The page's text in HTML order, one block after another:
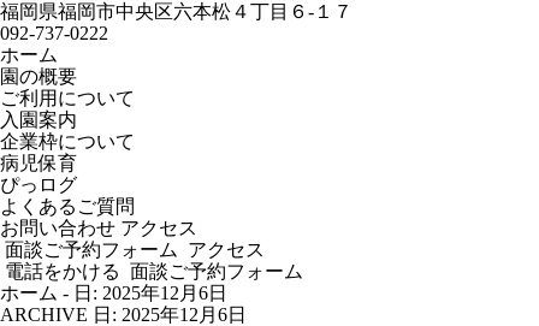
福岡県福岡市中央区六本松４丁目６-１７
092-737-0222
ホーム
園の概要
ご利用について
入園案内
企業枠について
病児保育
ぴっログ
よくあるご質問
お問い合わせ アクセス
面談ご予約フォーム
アクセス
電話をかける 面談ご予約フォーム
ホーム - 日: 2025年12月6日
ARCHIVE 日: 2025年12月6日